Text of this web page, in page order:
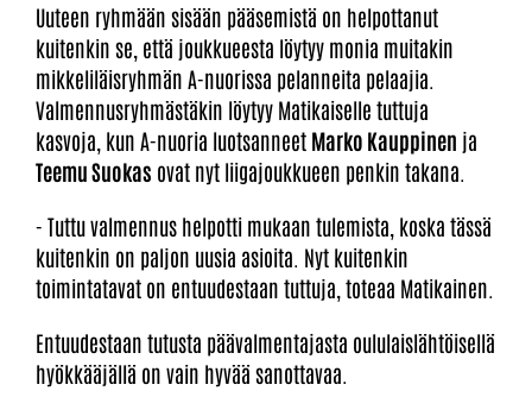
Uuteen ryhmään sisään pääsemistä on helpottanut
kuitenkin se, että joukkueesta löytyy monia muitakin
mikkeliläisryhmän A-nuorissa pelanneita pelaajia.
Valmennusryhmästäkin löytyy Matikaiselle tuttuja
kasvoja, kun A-nuoria luotsanneet Marko Kauppinen ja
Teemu Suokas ovat nyt liigajoukkueen penkin takana.
- Tuttu valmennus helpotti mukaan tulemista, koska tässä
kuitenkin on paljon uusia asioita. Nyt kuitenkin
toimintatavat on entuudestaan tuttuja, toteaa Matikainen.
Entuudestaan tutusta päävalmentajasta oululaislähtöisellä
hyökkääjällä on vain hyvää sanottavaa.